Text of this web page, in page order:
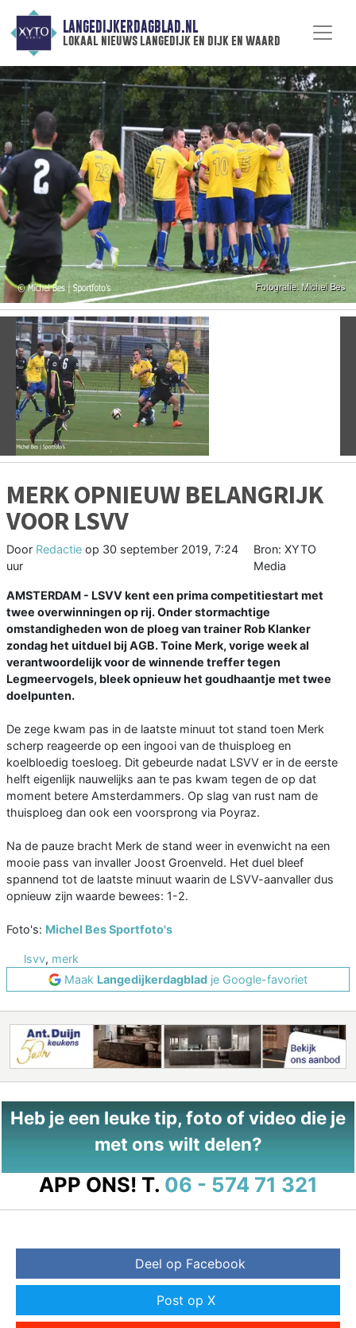
LANGEDIJKERDAGBLAD.NL
lokaal nieuws langedijk en dijk en waard
Vorige
MERK OPNIEUW BELANGRIJK
VOOR LSVV
Door Redactie op 30 september 2019, 7:24
uur
Bron: XYTO
Media
AMSTERDAM - LSVV kent een prima competitiestart met
twee overwinningen op rij. Onder stormachtige
omstandigheden won de ploeg van trainer Rob Klanker
zondag het uitduel bij AGB. Toine Merk, vorige week al
verantwoordelijk voor de winnende treffer tegen
Legmeervogels, bleek opnieuw het goudhaantje met twee
doelpunten.
De zege kwam pas in de laatste minuut tot stand toen Merk
scherp reageerde op een ingooi van de thuisploeg en
koelbloedig toesloeg. Dit gebeurde nadat LSVV er in de eerste
helft eigenlijk nauwelijks aan te pas kwam tegen de op dat
moment betere Amsterdammers. Op slag van rust nam de
thuisploeg dan ook een voorsprong via Poyraz.
Na de pauze bracht Merk de stand weer in evenwicht na een
mooie pass van invaller Joost Groenveld. Het duel bleef
spannend tot de laatste minuut waarin de LSVV-aanvaller dus
opnieuw zijn waarde bewees: 1-2.
Foto's: Michel Bes Sportfoto's
lsvv, merk
Maak Langedijkerdagblad je Google-favoriet
Heb je een leuke tip, foto of video die je
met ons wilt delen?
APP ONS! T. 06 - 574 71 321
Deel op Facebook
Post op X